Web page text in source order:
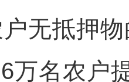
无抵押
万名农户